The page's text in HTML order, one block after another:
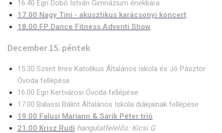
16.40 Egri Dobó István Gimnázium énekkara
17.00 Nagy Tini - akusztikus karácsonyi koncert
18.00 FP Dance Fitness Adventi Show
December 15. péntek
15.30 Szent Imre Katolikus Általános iskola és Jó Pásztor
Óvoda fellépése
16.00 Egri Kertvárosi Óvoda fellépése
17.00 Balassi Bálint Általános Iskola diákjainak fellépése
19.00 Falusi Mariann & Sárik Péter trió
21.00 Krisz Rudi hangulatfelelős: Kicsi G